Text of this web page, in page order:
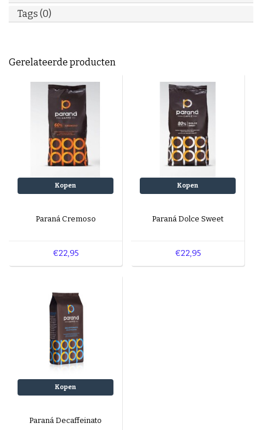
Tags (0)
Gerelateerde producten
Kopen
Paraná Cremoso
€22,95
Kopen
Paraná Dolce Sweet
€22,95
Kopen
Paraná Decaffeinato